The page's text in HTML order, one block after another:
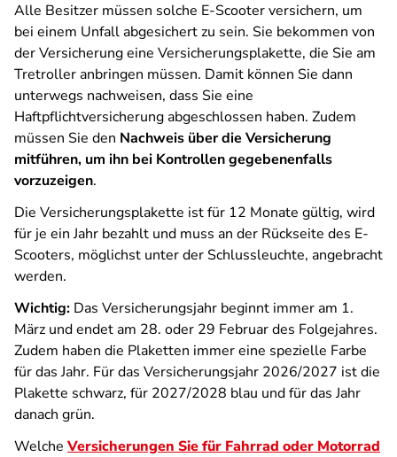
Alle Besitzer müssen solche E-Scooter versichern, um
bei einem Unfall abgesichert zu sein. Sie bekommen von
der Versicherung eine Versicherungsplakette, die Sie am
Tretroller anbringen müssen. Damit können Sie dann
unterwegs nachweisen, dass Sie eine
Haftpflichtversicherung abgeschlossen haben. Zudem
müssen Sie den Nachweis über die Versicherung
mitführen, um ihn bei Kontrollen gegebenenfalls
vorzuzeigen.
Die Versicherungsplakette ist für 12 Monate gültig, wird
für je ein Jahr bezahlt und muss an der Rückseite des E-
Scooters, möglichst unter der Schlussleuchte, angebracht
werden.
Wichtig: Das Versicherungsjahr beginnt immer am 1.
März und endet am 28. oder 29 Februar des Folgejahres.
Zudem haben die Plaketten immer eine spezielle Farbe
für das Jahr. Für das Versicherungsjahr 2026/2027 ist die
Plakette schwarz, für 2027/2028 blau und für das Jahr
danach grün.
Welche Versicherungen Sie für Fahrrad oder Motorrad